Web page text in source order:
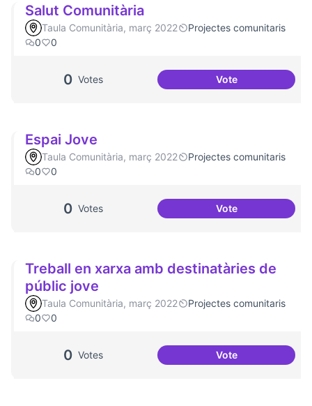
Salut Comunitària
Taula Comunitària, març 2022
Projectes comunitaris
0
0
0 Votes VoteSalut Comunitària
Espai Jove
Taula Comunitària, març 2022
Projectes comunitaris
0
0
0 Votes VoteEspai Jove
Treball en xarxa amb destinatàries de
públic jove
Taula Comunitària, març 2022
Projectes comunitaris
0
0
0 Votes VoteTreball en xarxa